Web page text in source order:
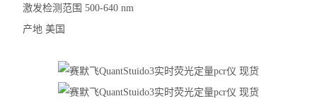
激发检测范围 500-640 nm
产地 美国